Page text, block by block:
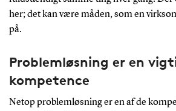
her; det kan være måden, som en
på.
Problemløsning er en
kompetence
Netop problemløsning er en af de